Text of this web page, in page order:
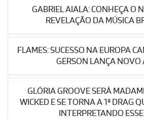
GABRIEL AIALA: CONHEÇA O
REVELAÇÃO DA MÚSICA
FLAMES: SUCESSO NA EUROPA
GERSON LANÇA NOVO
GLÓRIA GROOVE SERÁ
WICKED E SE TORNA A 1ª DRAG
INTERPRETANDO ESSE